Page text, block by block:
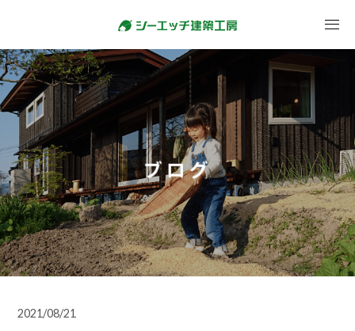
ブログ
2021/08/21